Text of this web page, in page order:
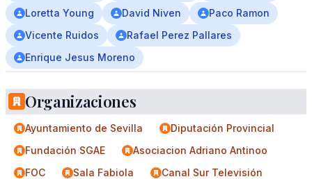
Loretta Young
David Niven
Paco Ramon
Vicente Ruidos
Rafael Perez Pallares
Enrique Jesus Moreno
Organizaciones
Ayuntamiento de Sevilla
Diputación Provincial
Fundación SGAE
Asociacion Adriano Antinoo
FOC
Sala Fabiola
Canal Sur Televisión